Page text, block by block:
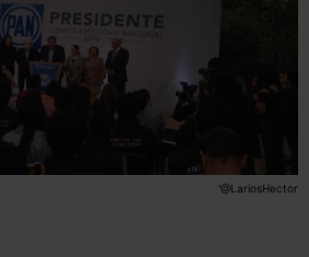
'@LariosHector